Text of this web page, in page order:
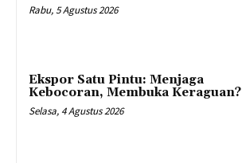
Rabu, 5 Agustus 2026
Ekspor Satu Pintu: Menjaga
Kebocoran, Membuka Keraguan?
Selasa, 4 Agustus 2026